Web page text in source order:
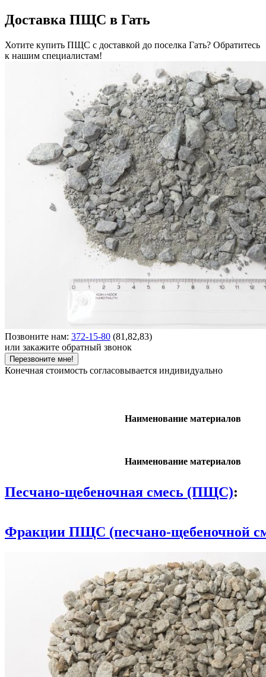
Доставка ПЩС в Гать
Хотите купить ПЩС с доставкой до поселка Гать? Обратитесь
к нашим специалистам!
Позвоните нам: 372-15-80 (81,82,83)
или закажите обратный звонок
Перезвоните мне!
Конечная стоимость согласовывается индивидуально
Наименование материалов
Наименование материалов
Песчано-щебеночная смесь (ПЩС):
Фракции ПЩС (песчано-щебеночной